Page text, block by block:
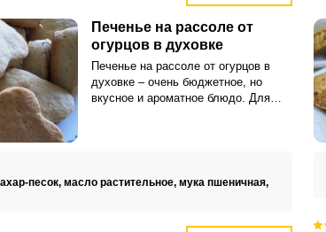
Печенье на рассоле от
огурцов в духовке
Печенье на рассоле от огурцов в
духовке – очень бюджетное, но
вкусное и ароматное блюдо. Для
песок, масло растительное, мука пшеничная,